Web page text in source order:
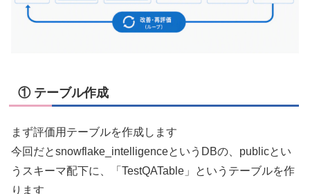
① テーブル作成
まず評価用テーブルを作成します
今回だとsnowflake_intelligenceというDBの、publicとい
うスキーマ配下に、「TestQATable」というテーブルを作
ります